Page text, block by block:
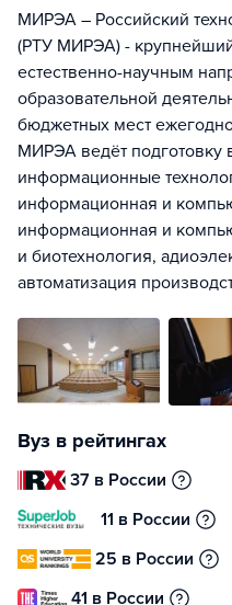
МИРЭА – Российский
(РТУ МИРЭА) -
естественно-научным
образовательной
бюджетных мест
МИРЭА ведёт подготовку
информационные
информационная и
информационная и
и биотехнология,
автоматизация
Вуз в рейтингах
37 в России
11 в России
25 в России
41 в России